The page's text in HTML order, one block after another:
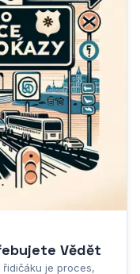
Vědět
řidičáku je proces,